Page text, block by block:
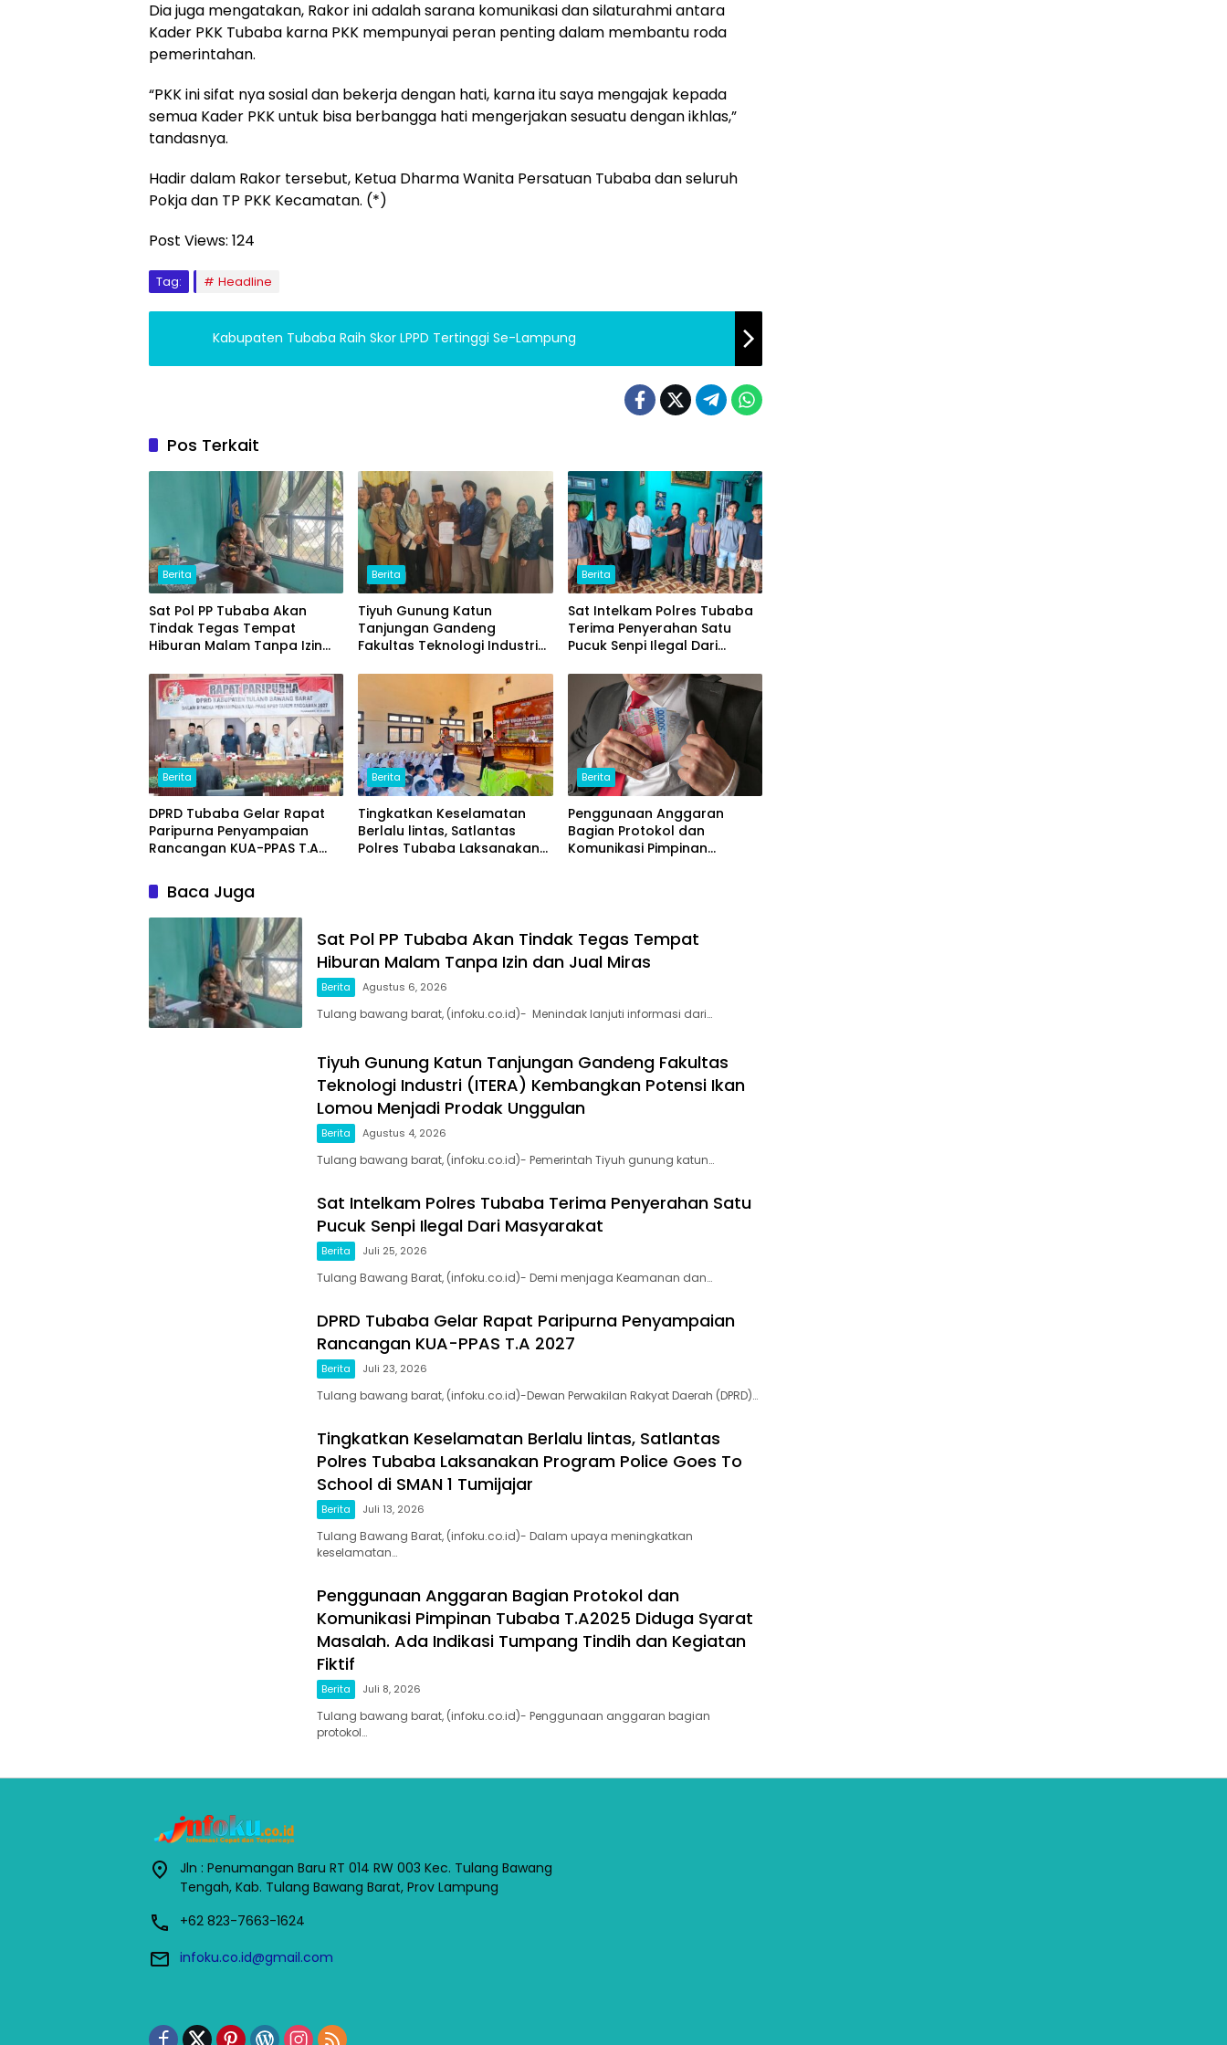
Dia juga mengatakan, Rakor ini adalah sarana komunikasi dan silaturahmi antara
Kader PKK Tubaba karna PKK mempunyai peran penting dalam membantu roda
pemerintahan.
“PKK ini sifat nya sosial dan bekerja dengan hati, karna itu saya mengajak kepada
semua Kader PKK untuk bisa berbangga hati mengerjakan sesuatu dengan ikhlas,”
tandasnya.
Hadir dalam Rakor tersebut, Ketua Dharma Wanita Persatuan Tubaba dan seluruh
Pokja dan TP PKK Kecamatan. (*)
Post Views: 124
Tag: Headline
Kabupaten Tubaba Raih Skor LPPD Tertinggi Se-Lampung
Pos Terkait
Berita
Sat Pol PP Tubaba Akan
Tindak Tegas Tempat
Hiburan Malam Tanpa Izin
Berita
Tiyuh Gunung Katun
Tanjungan Gandeng
Fakultas Teknologi Industri
Ikan Lomou Menjadi Prodak
Berita
Sat Intelkam Polres Tubaba
Terima Penyerahan Satu
Pucuk Senpi Ilegal Dari
Berita
DPRD Tubaba Gelar Rapat
Paripurna Penyampaian
Rancangan KUA-PPAS T.A
Berita
Tingkatkan Keselamatan
Berlalu lintas, Satlantas
Polres Tubaba Laksanakan
Berita
Penggunaan Anggaran
Bagian Protokol dan
Komunikasi Pimpinan
Baca Juga
Sat Pol PP Tubaba Akan Tindak Tegas Tempat
Hiburan Malam Tanpa Izin dan Jual Miras
Berita Agustus 6, 2026
Tulang bawang barat, (infoku.co.id)- Menindak lanjuti informasi dari…
Tiyuh Gunung Katun Tanjungan Gandeng Fakultas
Teknologi Industri (ITERA) Kembangkan Potensi Ikan
Lomou Menjadi Prodak Unggulan
Berita Agustus 4, 2026
Tulang bawang barat, (infoku.co.id)- Pemerintah Tiyuh gunung katun…
Sat Intelkam Polres Tubaba Terima Penyerahan Satu
Pucuk Senpi Ilegal Dari Masyarakat
Berita Juli 25, 2026
Tulang Bawang Barat, (infoku.co.id)- Demi menjaga Keamanan dan…
DPRD Tubaba Gelar Rapat Paripurna Penyampaian
Rancangan KUA-PPAS T.A 2027
Berita Juli 23, 2026
Tulang bawang barat, (infoku.co.id)-Dewan Perwakilan Rakyat Daerah (DPRD)…
Tingkatkan Keselamatan Berlalu lintas, Satlantas
Polres Tubaba Laksanakan Program Police Goes To
School di SMAN 1 Tumijajar
Berita Juli 13, 2026
Tulang Bawang Barat, (infoku.co.id)- Dalam upaya meningkatkan
keselamatan…
Penggunaan Anggaran Bagian Protokol dan
Komunikasi Pimpinan Tubaba T.A2025 Diduga Syarat
Masalah. Ada Indikasi Tumpang Tindih dan Kegiatan
Fiktif
Berita Juli 8, 2026
Tulang bawang barat, (infoku.co.id)- Penggunaan anggaran bagian
protokol…
Jln : Penumangan Baru RT 014 RW 003 Kec. Tulang Bawang
Tengah, Kab. Tulang Bawang Barat, Prov Lampung
+62 823-7663-1624
infoku.co.id@gmail.com